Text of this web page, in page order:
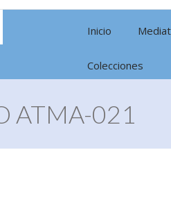
Inicio
Colecciones
ATMA-021